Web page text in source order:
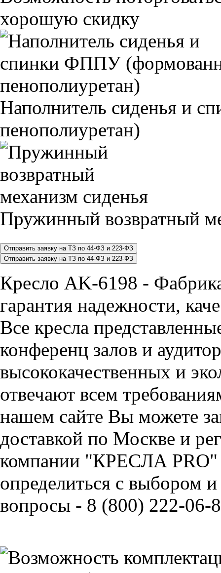
хорошую скидку
Наполнитель сиденья и
пенополиуретан)
Пружинный возвратный
Кресло AK-6198 -
гарантия надежности,
Все кресла
конференц залов и
высококачественных и
отвечают всем
нашем сайте Вы можете
доставкой по Москве и
компании "КРЕСЛА PRO"
определиться с выбором
вопросы - 8 (800) 222-06-